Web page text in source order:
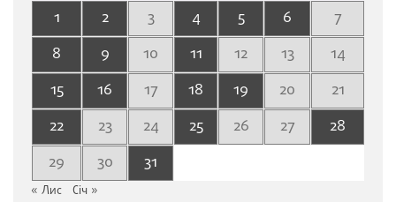
1 2 3 4 5 6
7
8
9 10 11 12 13
14
15
16 17 18 19 20
21
22
23 24 25 26 27
28
29
30 31
« Лис Січ »